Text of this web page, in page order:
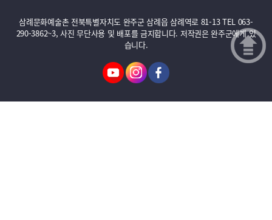
삼례문화예술촌 전북특별자치도 완주군 삼례읍 삼례역로 81-13 TEL 063-
290-3862~3, 사진 무단사용 및 배포를 금지합니다. 저작권은 완주군에게 있
습니다.